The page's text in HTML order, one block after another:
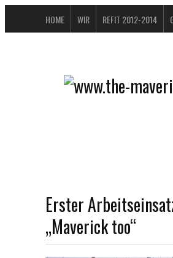
HOME WIR REFIT 2012-2014
DATENSCHUTZERKLÄRUNG
Erster
„Maverick too“